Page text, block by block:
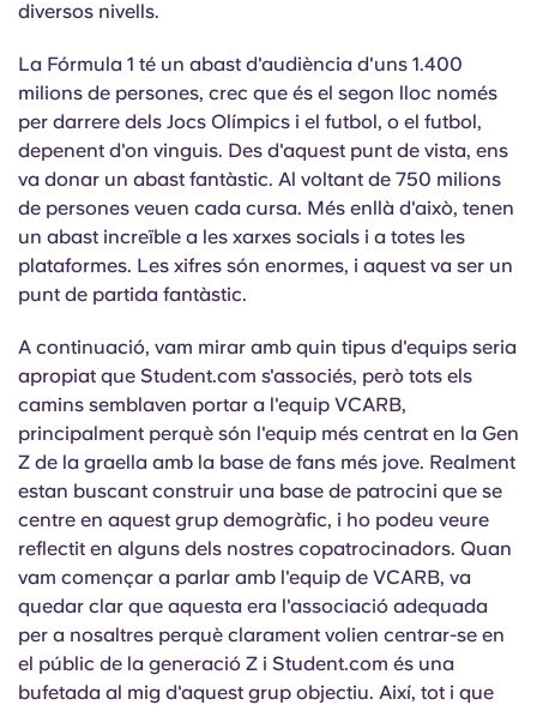
diversos nivells.
La Fórmula 1 té un abast d'audiència d'uns 1.400
milions de persones, crec que és el segon lloc només
per darrere dels Jocs Olímpics i el futbol, o el futbol,
depenent d'on vinguis. Des d'aquest punt de vista, ens
va donar un abast fantàstic. Al voltant de 750 milions
de persones veuen cada cursa. Més enllà d'això, tenen
un abast increïble a les xarxes socials i a totes les
plataformes. Les xifres són enormes, i aquest va ser un
punt de partida fantàstic.
A continuació, vam mirar amb quin tipus d'equips seria
apropiat que Student.com s'associés, però tots els
camins semblaven portar a l'equip VCARB,
principalment perquè són l'equip més centrat en la Gen
Z de la graella amb la base de fans més jove. Realment
estan buscant construir una base de patrocini que se
centre en aquest grup demogràfic, i ho podeu veure
reflectit en alguns dels nostres copatrocinadors. Quan
vam començar a parlar amb l'equip de VCARB, va
quedar clar que aquesta era l'associació adequada
per a nosaltres perquè clarament volien centrar-se en
el públic de la generació Z i Student.com és una
bufetada al mig d'aquest grup objectiu. Així, tot i que